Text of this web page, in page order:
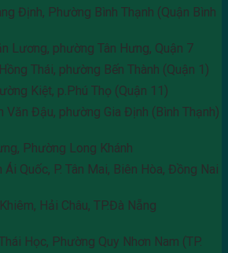
Định, Phường Bình Thạnh (Quận Bình
Lương, phường Tân Hưng, Quận 7
Thái, phường Bến Thành (Quận 1)
Kiệt, p.Phú Thọ (Quận 11)
Văn Đậu, phường Gia Định (Bình Thạnh)
Phường Long Khánh
Quốc, P. Tân Mai, Biên Hòa, Đồng Nai
Hải Châu, TP.Đà Nẵng
Học, Phường Quy Nhơn Nam (TP.